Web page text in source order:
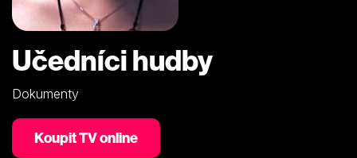
Učedníci hudby
Dokumenty
Koupit TV online